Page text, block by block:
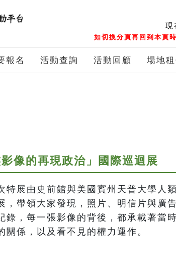
現
如切換分頁再回到本頁
報名 活動查詢 活動回顧 場地
像的再現政治」國際巡迴展
特展由史前館與美國賓州天普大學人
，帶領大家發現，照片、明信片與廣
錄，每一張影像的背後，都承載著當
關係，以及看不見的權力運作。